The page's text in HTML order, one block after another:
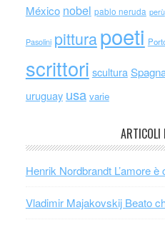
México nobel pablo neruda perù
Pasolini pitturapoeti
scrittori scultura
uruguay usa varie
ARTICOLI
Henrik Nordbrandt L’amore
Vladimir Majakovskij Beato